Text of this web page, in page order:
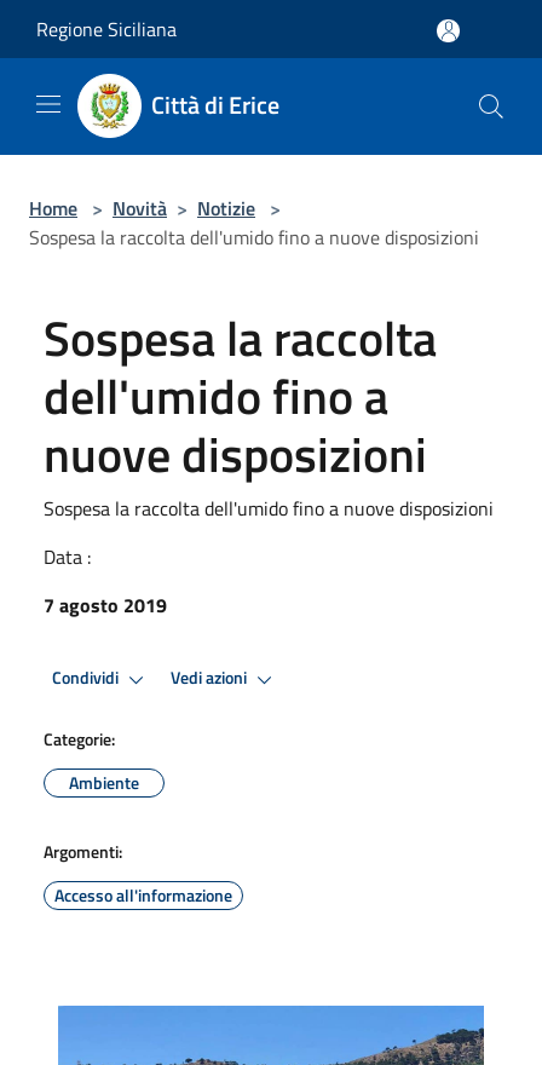
Regione Siciliana
Città di Erice
Home > Novità > Notizie >
Sospesa la raccolta dell'umido fino a nuove disposizioni
Sospesa la raccolta
dell'umido fino a
nuove disposizioni
Sospesa la raccolta dell'umido fino a nuove disposizioni
Data :
7 agosto 2019
Condividi Vedi azioni
Categorie:
Ambiente
Argomenti:
Accesso all'informazione